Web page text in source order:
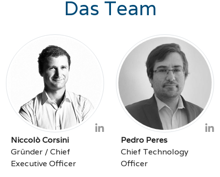
Das Team
Niccolò Corsini
Gründer / Chief
Executive Officer
Pedro Peres
Chief Technology
Officer